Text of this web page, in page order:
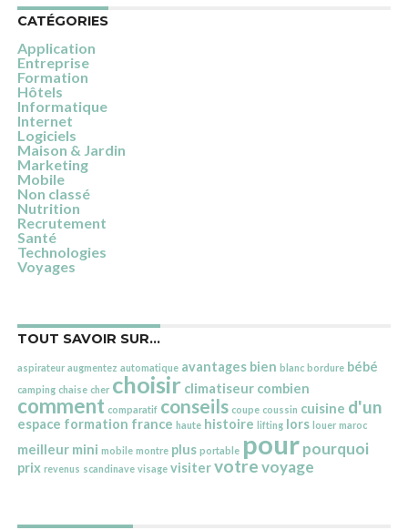
CATÉGORIES
Application
Entreprise
Formation
Hôtels
Informatique
Internet
Logiciels
Maison & Jardin
Marketing
Mobile
Non classé
Nutrition
Recrutement
Santé
Technologies
Voyages
TOUT SAVOIR SUR…
aspirateur augmentez automatique avantages bien blanc bordure bébé
camping chaise cher choisir climatiseur combien
comment comparatif conseils coupe coussin cuisine d'un
espace formation france haute histoire lifting lors louer maroc
meilleur mini mobile montre plus portable pour pourquoi
prix revenus scandinave visage visitervotrevoyage